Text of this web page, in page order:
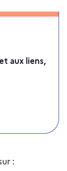
aux liens,
: